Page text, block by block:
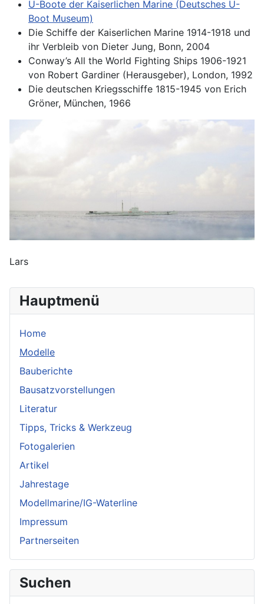
Hauptmenü
Home
Modelle
Bauberichte
Bausatzvorstellungen
Literatur
Tipps, Tricks & Werkzeug
Fotogalerien
Artikel
Jahrestage
Modellmarine/IG-Waterline
Impressum
Partnerseiten
Suchen
U-Boote der Kaiserlichen Marine (Deutsches U-
Boot Museum)
Die Schiffe der Kaiserlichen Marine 1914-1918 und
ihr Verbleib von Dieter Jung, Bonn, 2004
Conway’s All the World Fighting Ships 1906-1921
von Robert Gardiner (Herausgeber), London, 1992
Die deutschen Kriegsschiffe 1815-1945 von Erich
Gröner, München, 1966
Lars